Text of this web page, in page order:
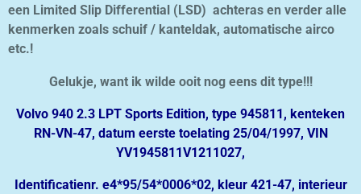
een Limited Slip Differential (LSD) achteras en verder alle
kenmerken zoals schuif / kanteldak, automatische airco
etc.!
Gelukje, want ik wilde ooit nog eens dit type!!!
Volvo 940 2.3 LPT Sports Edition, type 945811, kenteken
RN-VN-47, datum eerste toelating 25/04/1997, VIN
YV1945811V1211027,
Identificatienr. e4*95/54*0006*02, kleur 421-47, interieur